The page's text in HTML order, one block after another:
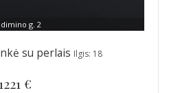
g. 2
su perlais Ilgis: 18
€